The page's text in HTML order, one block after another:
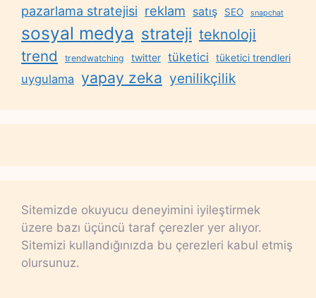
pazarlama stratejisi reklam satış SEO snapchat
sosyal medya strateji teknoloji
trend trendwatching twitter tüketici tüketici trendleri
uygulama yapay zeka yenilikçilik
Sitemizde okuyucu deneyimini iyileştirmek
üzere bazı üçüncü taraf çerezler yer alıyor.
Sitemizi kullandığınızda bu çerezleri kabul etmiş
olursunuz.